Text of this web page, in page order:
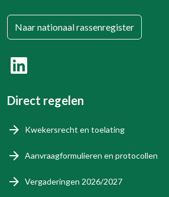
Naar nationaal rassenregister
Direct regelen
Kwekersrecht en toelating
Aanvraagformulieren en protocollen
Vergaderingen 2026/2027